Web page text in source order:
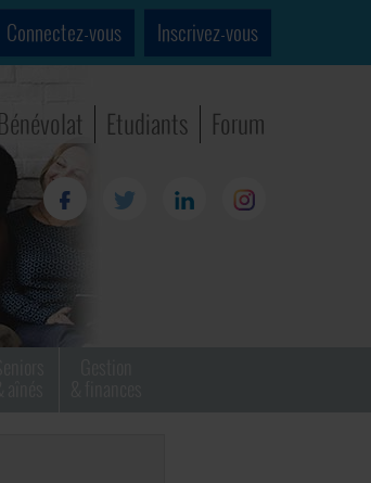
Connectez-vous Inscrivez-vous
Bénévolat Etudiants Forum